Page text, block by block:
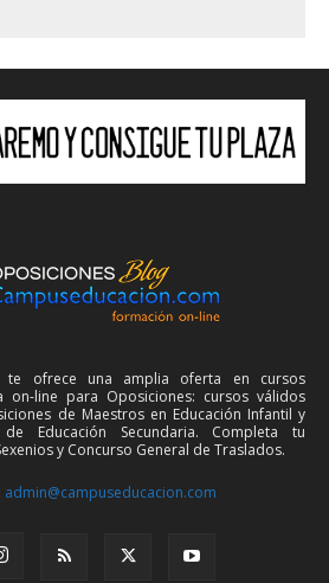
te ofrece una amplia oferta en cursos
on-line para Oposiciones: cursos válidos
de Maestros en Educación Infantil y
Educación Secundaria. Completa tu
y Concurso General de Traslados.
admin@campuseducacion.com